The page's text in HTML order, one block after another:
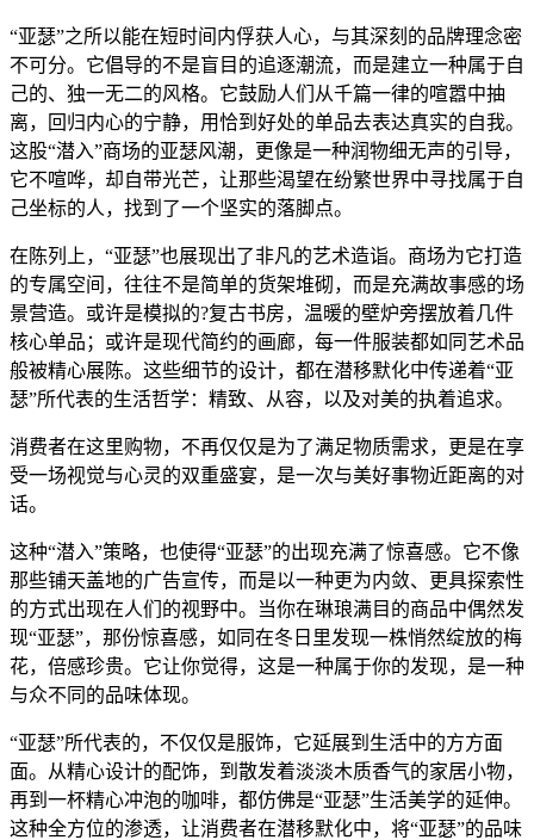
“亚瑟”之所以能在短时间内俘获人心，与其深刻的品牌理念密
不可分。它倡导的不是盲目的追逐潮流，而是建立一种属于自
己的、独一无二的风格。它鼓励人们从千篇一律的喧嚣中抽
离，回归内心的宁静，用恰到好处的单品去表达真实的自我。
这股“潜入”商场的亚瑟风潮，更像是一种润物细无声的引导，
它不喧哗，却自带光芒，让那些渴望在纷繁世界中寻找属于自
己坐标的人，找到了一个坚实的落脚点。
在陈列上，“亚瑟”也展现出了非凡的艺术造诣。商场为它打造
的专属空间，往往不是简单的货架堆砌，而是充满故事感的场
景营造。或许是模拟的?复古书房，温暖的壁炉旁摆放着几件
核心单品；或许是现代简约的画廊，每一件服装都如同艺术品
般被精心展陈。这些细节的设计，都在潜移默化中传递着“亚
瑟”所代表的生活哲学：精致、从容，以及对美的执着追求。
消费者在这里购物，不再仅仅是为了满足物质需求，更是在享
受一场视觉与心灵的双重盛宴，是一次与美好事物近距离的对
话。
这种“潜入”策略，也使得“亚瑟”的出现充满了惊喜感。它不像
那些铺天盖地的广告宣传，而是以一种更为内敛、更具探索性
的方式出现在人们的视野中。当你在琳琅满目的商品中偶然发
现“亚瑟”，那份惊喜感，如同在冬日里发现一株悄然绽放的梅
花，倍感珍贵。它让你觉得，这是一种属于你的发现，是一种
与众不同的品味体现。
“亚瑟”所代表的，不仅仅是服饰，它延展到生活中的方方面
面。从精心设计的配饰，到散发着淡淡木质香气的家居小物，
再到一杯精心冲泡的咖啡，都仿佛是“亚瑟”生活美学的延伸。
这种全方位的渗透，让消费者在潜移默化中，将“亚瑟”的品味